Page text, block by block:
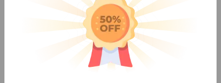
مفضلة شارك
الابلاغ عن هذا الجلسة